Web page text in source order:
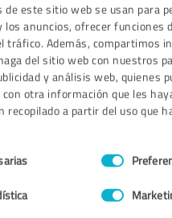
de este sitio web se usan para
los anuncios, ofrecer funciones
tráfico. Además, compartimos
del sitio web con nuestros
y análisis web, quienes
otra información que les
recopilado a partir del uso que
llamada *